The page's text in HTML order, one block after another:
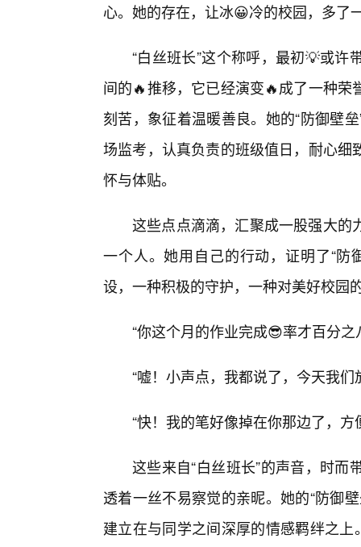
心。她的存在，让冰😀冷的校园，多了
“白丝班长”这个称呼，最初💡或
间的🔥推移，它已经演变🔥成了一种
刻苦，象征着温暖善良。她的“防御壁
场监考，认真负责的班级值日，耐心
怀与体贴。
这些点点滴滴，汇聚成一股强大的
一个人。她用自己的行动，证明了“
设，一种积极的守护，一种对美好校园
“你这个月的作业完成😎率才百分
“嘘！小声点，我都说了，今天我
“快！我的笔好像掉在你那边了，方
这些来自“白丝班长”的声音，时
透着一丝不易察觉的亲昵。她的“防御
建立在与同学之间深厚的情感羁绊之